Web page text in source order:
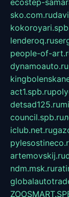
ecostep-
sko.com.ru
lenderoq.ru
people-of-
dynamoauto.ru
act1.spb.ru
detsad125.ru
council.spb.ru
iclub.net.ru
artemovskij.ru
ndm.msk.ru